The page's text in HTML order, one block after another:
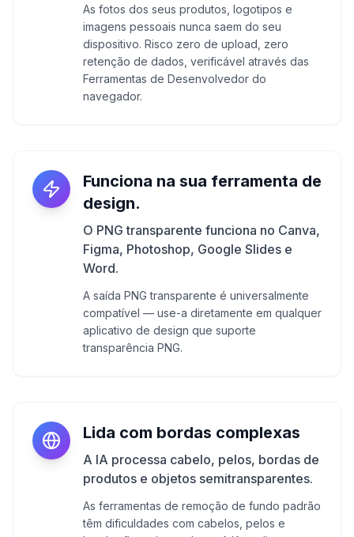
As fotos dos seus produtos, logotipos e
imagens pessoais nunca saem do seu
dispositivo. Risco zero de upload, zero
retenção de dados, verificável através das
Ferramentas de Desenvolvedor do
navegador.
Funciona na sua ferramenta de
design.
O PNG transparente funciona no Canva,
Figma, Photoshop, Google Slides e
Word.
A saída PNG transparente é universalmente
compatível — use-a diretamente em qualquer
aplicativo de design que suporte
transparência PNG.
Lida com bordas complexas
A IA processa cabelo, pelos, bordas de
produtos e objetos semitransparentes.
As ferramentas de remoção de fundo padrão
têm dificuldades com cabelos, pelos e